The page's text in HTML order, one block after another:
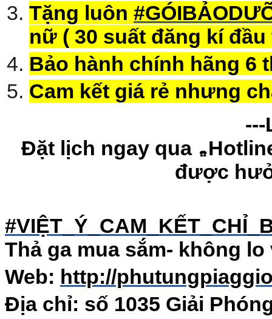
Tặng luôn #
nữ ( 30 suất đăng kí đầu
Bảo hành chính hãng 6
Cam kết giá rẻ nhưng
---
Đặt lịch ngay qua
☎️
được
#
Thả ga mua sắm- không lo
Web: http://
Địa chỉ: số 1035 Giải